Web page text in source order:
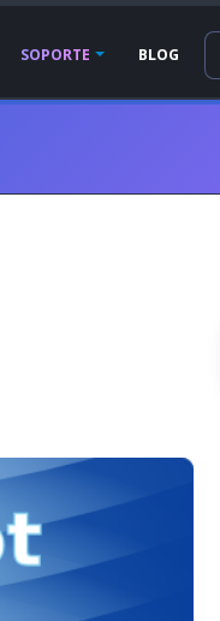
SOPORTE BLOG